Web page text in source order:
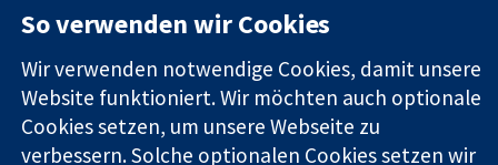
Zuverlässige
Evidenz
Informierte
Entscheidungen
Bessere
Gesundheit
London
Vereinigtes
Königreich
Über uns
Cochrane
Library
So verwenden wir Cookies
Wir verwenden notwendige Cookies, damit unsere
Website funktioniert. Wir möchten auch optionale
Cookies setzen, um unsere Webseite zu
verbessern. Solche optionalen Cookies setzen wir